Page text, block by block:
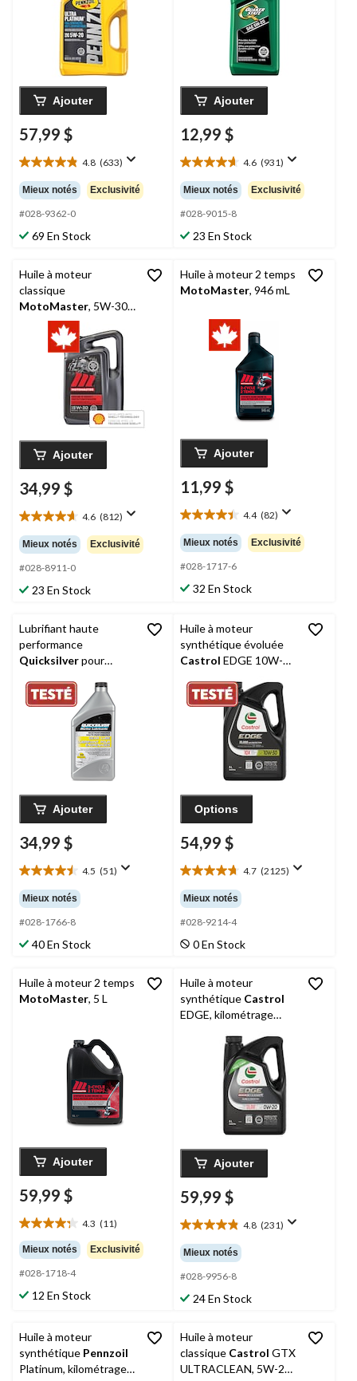
Ajouter
57,99 $
4.8 (633)
4.8
étoile(s)
sur
5.
633
évaluations
Mieux notés Exclusivité
#028-9362-0
69 En Stock
Ajouter
12,99 $
4.6 (931)
4.6
étoile(s)
sur
5.
931
évaluations
Mieux notés Exclusivité
#028-9015-8
23 En Stock
Huile à moteur
classique
MotoMaster, 5W-30,
Ajouter
34,99 $
4.6 (812)
4.6
étoile(s)
sur
5.
812
évaluations
Mieux notés Exclusivité
#028-8911-0
23 En Stock
Huile à moteur 2 temps
MotoMaster, 946 mL
Ajouter
11,99 $
4.4 (82)
4.4
étoile(s)
sur
5.
82
évaluations
Mieux notés Exclusivité
#028-1717-6
32 En Stock
Lubrifiant haute
performance
Quicksilverpour
SAE 90, 1 L
Ajouter
34,99 $
4.5 (51)
4.5
étoile(s)
sur
5.
51
évaluations
Mieux notés
#028-1766-8
40 En Stock
Huile à moteur
synthétique évoluée
Castrol EDGE 10W-
Options
54,99 $
4.7 (2125)
4.7
étoile(s)
sur
5.
2125
évaluations
Mieux notés
#028-9214-4
0 En Stock
Huile à moteur 2 temps
MotoMaster, 5 L
Ajouter
59,99 $
4.3 (11)
4.3
étoile(s)
sur
5.
11
Mieux notés Exclusivité
#028-1718-4
12 En Stock
Huile à moteur
synthétique Castrol
EDGE, kilométrage
Ajouter
59,99 $
4.8 (231)
4.8
étoile(s)
sur
5.
231
évaluations
Mieux notés
#028-9956-8
24 En Stock
Huile à moteur
synthétique Pennzoil
Platinum, kilométrage
Huile à moteur
classique Castrol GTX
ULTRACLEAN, 5W-20,